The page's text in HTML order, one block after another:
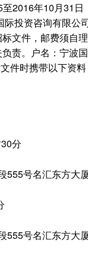
2016年10月31
投资咨询有限
文件，邮费须自
责。户名：宁波
件时携带以下资
分
555号名汇东方大
555号名汇东方大